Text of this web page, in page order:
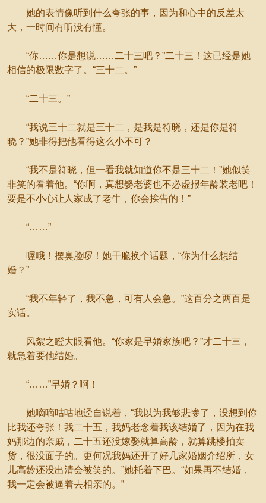
她的表情像听到什么夸张的事，因为和心中的反差太
大，一时间有听没有懂。
“你……你是想说……二十三吧？”二十三！这已经是她
相信的极限数字了。“三十二。”
“二十三。”
“我说三十二就是三十二，是我是符晓，还是你是符
晓？”她非得把他看得这么小不可？
“我不是符晓，但一看我就知道你不是三十二！”她似笑
非笑的看着他。“你啊，真想娶老婆也不必虚报年龄装老吧！
要是不小心让人家成了老牛，你会挨告的！”
“……”
喔哦！摆臭脸啰！她干脆换个话题，“你为什么想结
婚？”
“我不年轻了，我不急，可有人会急。”这百分之两百是
实话。
风絮之瞪大眼看他。“你家是早婚家族吧？”才二十三，
就急着要他结婚。
“……”早婚？啊！
她嘀嘀咕咕地迳自说着，“我以为我够悲惨了，没想到你
比我还夸张！我二十五，我妈老念着我该结婚了，因为在我
妈那边的亲戚，二十五还没嫁娶就算高龄，就算跳楼拍卖
货，很没面子的。更何况我妈还开了好几家婚姻介绍所，女
儿高龄还没出清会被笑的。”她托着下巴。“如果再不结婚，
我一定会被逼着去相亲的。”